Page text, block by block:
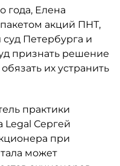
года, Елена
акций ПНТ,
Петербурга и
признать решение
их устранить
практики
Legal Сергей
при
может